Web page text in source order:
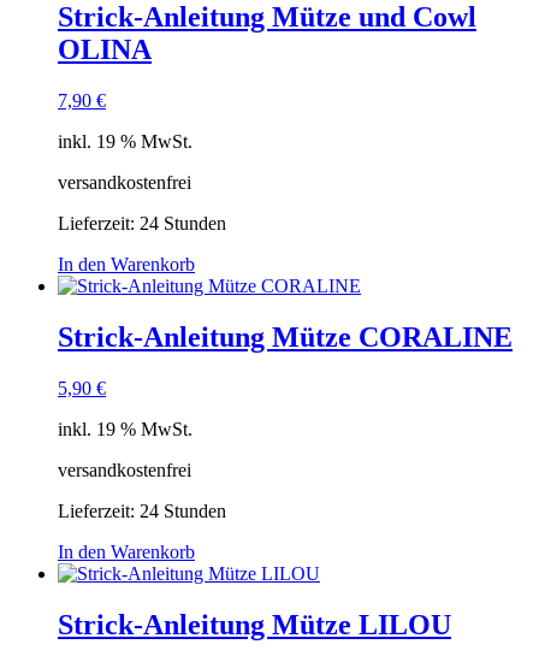
Strick-Anleitung Mütze und Cowl
OLINA
7,90 €
inkl. 19 % MwSt.
versandkostenfrei
Lieferzeit: 24 Stunden
In den Warenkorb
Strick-Anleitung Mütze CORALINE
5,90 €
inkl. 19 % MwSt.
versandkostenfrei
Lieferzeit: 24 Stunden
In den Warenkorb
Strick-Anleitung Mütze LILOU